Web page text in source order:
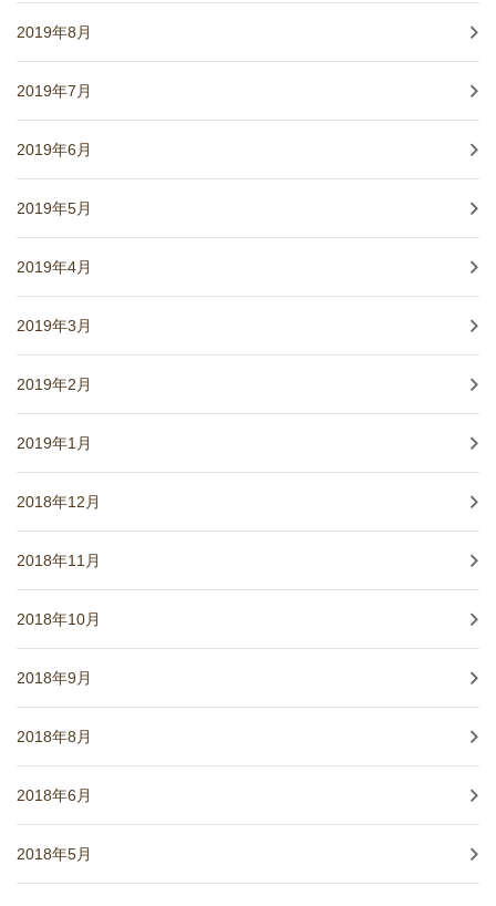
2019年8月
2019年7月
2019年6月
2019年5月
2019年4月
2019年3月
2019年2月
2019年1月
2018年12月
2018年11月
2018年10月
2018年9月
2018年8月
2018年6月
2018年5月